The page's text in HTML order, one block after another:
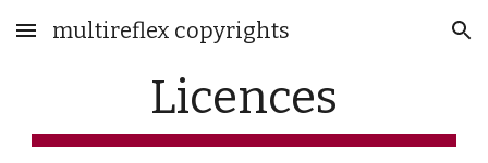
Skip to main content Skip to navigation
multireflex copyrights
Licences